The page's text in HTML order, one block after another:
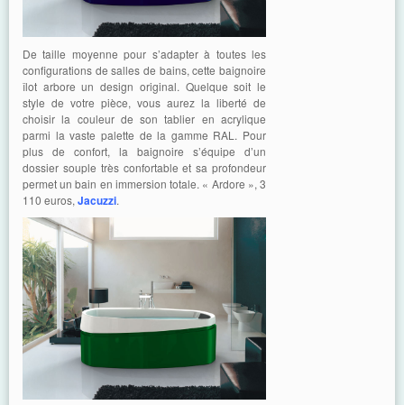
De taille moyenne pour s’adapter à toutes les
configurations de salles de bains, cette baignoire
îlot arbore un design original. Quelque soit le
style de votre pièce, vous aurez la liberté de
choisir la couleur de son tablier en acrylique
parmi la vaste palette de la gamme RAL. Pour
plus de confort, la baignoire s’équipe d’un
dossier souple très confortable et sa profondeur
permet un bain en immersion totale. « Ardore », 3
110 euros, Jacuzzi.